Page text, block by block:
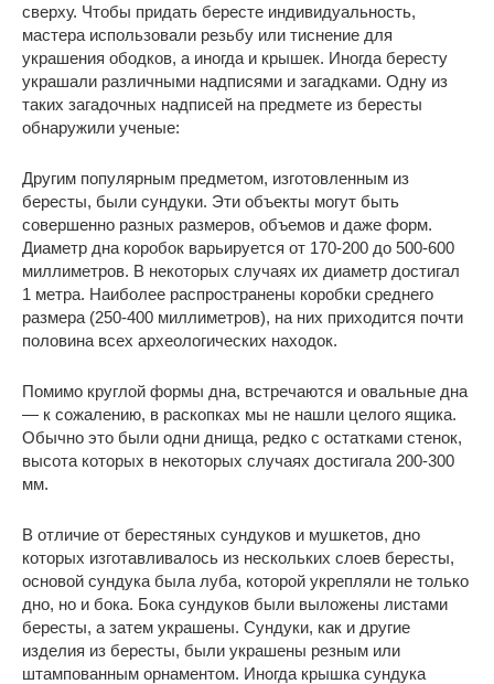
сверху. Чтобы придать бересте индивидуальность,
мастера использовали резьбу или тиснение для
украшения ободков, а иногда и крышек. Иногда бересту
украшали различными надписями и загадками. Одну из
таких загадочных надписей на предмете из бересты
обнаружили ученые:
Другим популярным предметом, изготовленным из
бересты, были сундуки. Эти объекты могут быть
совершенно разных размеров, объемов и даже форм.
Диаметр дна коробок варьируется от 170-200 до 500-600
миллиметров. В некоторых случаях их диаметр достигал
1 метра. Наиболее распространены коробки среднего
размера (250-400 миллиметров), на них приходится почти
половина всех археологических находок.
Помимо круглой формы дна, встречаются и овальные дна
— к сожалению, в раскопках мы не нашли целого ящика.
Обычно это были одни днища, редко с остатками стенок,
высота которых в некоторых случаях достигала 200-300
мм.
В отличие от берестяных сундуков и мушкетов, дно
которых изготавливалось из нескольких слоев бересты,
основой сундука была луба, которой укрепляли не только
дно, но и бока. Бока сундуков были выложены листами
бересты, а затем украшены. Сундуки, как и другие
изделия из бересты, были украшены резным или
штампованным орнаментом. Иногда крышка сундука